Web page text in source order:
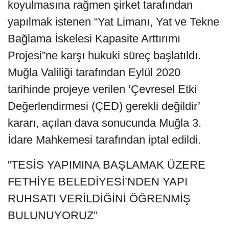
koyulmasına rağmen şirket tarafından
yapılmak istenen “Yat Limanı, Yat ve Tekne
Bağlama İskelesi Kapasite Arttırımı
Projesi”ne karşı hukuki süreç başlatıldı.
Muğla Valiliği tarafından Eylül 2020
tarihinde projeye verilen ‘Çevresel Etki
Değerlendirmesi (ÇED) gerekli değildir’
kararı, açılan dava sonucunda Muğla 3.
İdare Mahkemesi tarafından iptal edildi.
“TESİS YAPIMINA BAŞLAMAK ÜZERE
FETHİYE BELEDİYESİ’NDEN YAPI
RUHSATI VERİLDİĞİNİ ÖĞRENMİŞ
BULUNUYORUZ”